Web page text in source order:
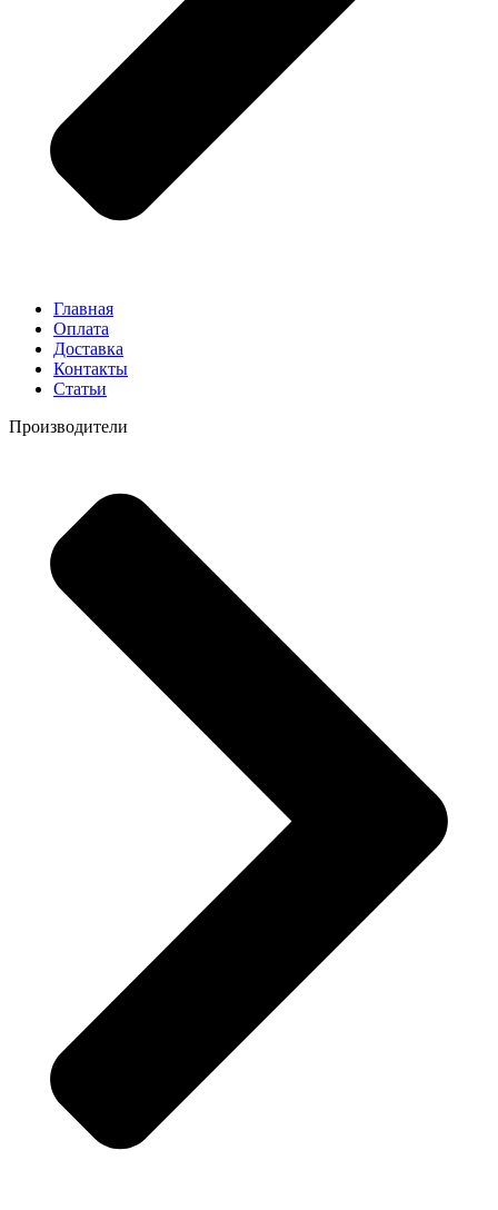
Главная
Оплата
Доставка
Контакты
Статьи
Производители